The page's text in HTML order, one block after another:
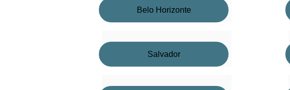
Belo Horizonte
Salvador